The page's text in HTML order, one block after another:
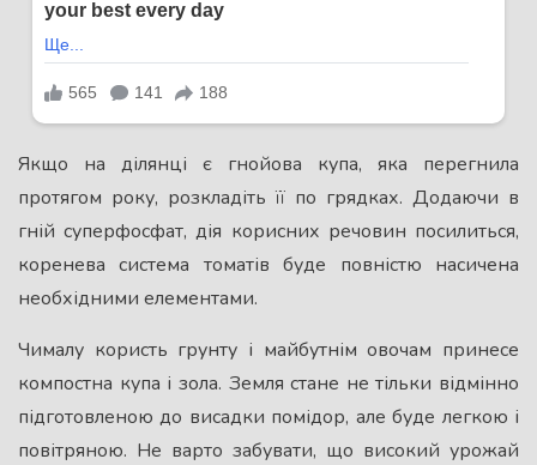
Якщо на ділянці є гнойова купа, яка перегнила
протягом року, розкладіть її по грядках. Додаючи в
гній суперфосфат, дія корисних речовин посилиться,
коренева система томатів буде повністю насичена
необхідними елементами.
Чималу користь грунту і майбутнім овочам принесе
компостна купа і зола. Земля стане не тільки відмінно
підготовленою до висадки помідор, але буде легкою і
повітряною. Не варто забувати, що високий урожай